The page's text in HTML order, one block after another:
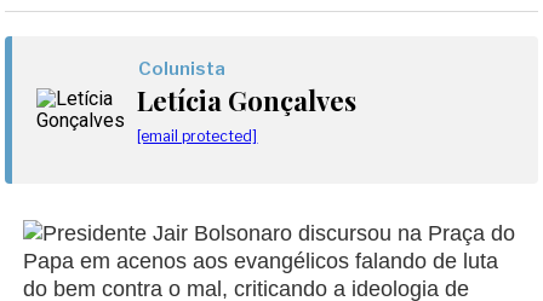
Colunista
Letícia Gonçalves
[email protected]